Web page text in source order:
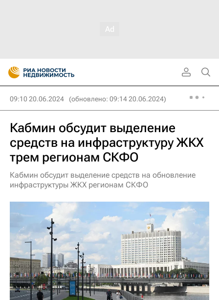
09:10 20.06.2024 (обновлено: 09:14 20.06.2024)
Кабмин обсудит выделение
средств на инфраструктуру ЖКХ
трем регионам СКФО
Кабмин обсудит выделение средств на обновление
инфраструктуры ЖКХ регионам СКФО